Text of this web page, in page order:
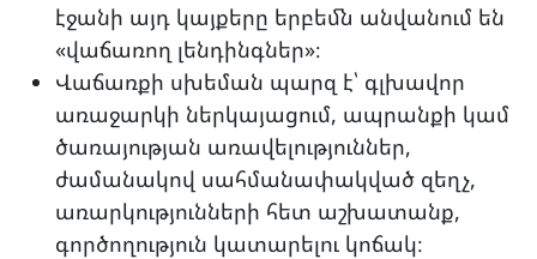
էջանի այդ կայքերը երբեմն անվանում են
«վաճառող լենդինգներ»։
Վաճառքի սխեման պարզ է՝ գլխավոր
առաջարկի ներկայացում, ապրանքի կամ
ծառայության առավելություններ,
ժամանակով սահմանափակված զեղչ,
առարկությունների հետ աշխատանք,
գործողություն կատարելու կոճակ։